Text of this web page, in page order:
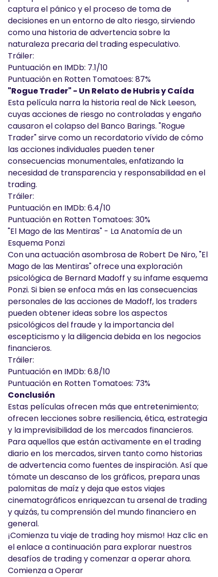
captura el pánico y el proceso de toma de
decisiones en un entorno de alto riesgo, sirviendo
como una historia de advertencia sobre la
naturaleza precaria del trading especulativo.
Tráiler:
Puntuación en IMDb: 7.1/10
Puntuación en Rotten Tomatoes: 87%
"Rogue Trader" - Un Relato de Hubris y Caída
Esta película narra la historia real de Nick Leeson,
cuyas acciones de riesgo no controladas y engaño
causaron el colapso del Banco Barings. "Rogue
Trader" sirve como un recordatorio vívido de cómo
las acciones individuales pueden tener
consecuencias monumentales, enfatizando la
necesidad de transparencia y responsabilidad en el
trading.
Tráiler:
Puntuación en IMDb: 6.4/10
Puntuación en Rotten Tomatoes: 30%
"El Mago de las Mentiras" - La Anatomía de un
Esquema Ponzi
Con una actuación asombrosa de Robert De Niro, "El
Mago de las Mentiras" ofrece una exploración
psicológica de Bernard Madoff y su infame esquema
Ponzi. Si bien se enfoca más en las consecuencias
personales de las acciones de Madoff, los traders
pueden obtener ideas sobre los aspectos
psicológicos del fraude y la importancia del
escepticismo y la diligencia debida en los negocios
financieros.
Tráiler:
Puntuación en IMDb: 6.8/10
Puntuación en Rotten Tomatoes: 73%
Conclusión
Estas películas ofrecen más que entretenimiento;
ofrecen lecciones sobre resiliencia, ética, estrategia
y la imprevisibilidad de los mercados financieros.
Para aquellos que están activamente en el trading
diario en los mercados, sirven tanto como historias
de advertencia como fuentes de inspiración. Así que
tómate un descanso de los gráficos, prepara unas
palomitas de maíz y deja que estos viajes
cinematográficos enriquezcan tu arsenal de trading
y quizás, tu comprensión del mundo financiero en
general.
¡Comienza tu viaje de trading hoy mismo! Haz clic en
el enlace a continuación para explorar nuestros
desafíos de trading y comenzar a operar ahora.
Comienza a Operar